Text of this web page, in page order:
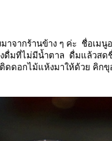
าจากร้านข้าง ๆ ค่ะ ชื่อเมนู
งดื่มที่ไม่มีน้ำตาล ดื่มแล้วสด
ดดอกไม้แห้งมาให้ด้วย คิกขุ